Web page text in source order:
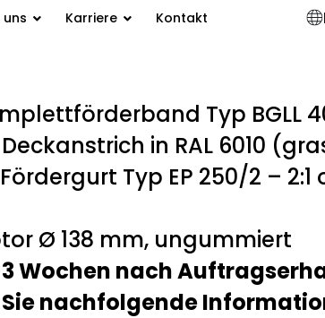
uns Karriere Kontakt
Typ BGLL
in RAL 6010
Typ EP 250/2 – 2:1
Ø 138 mm, ungummiert
Wochen nach
nachfolgende